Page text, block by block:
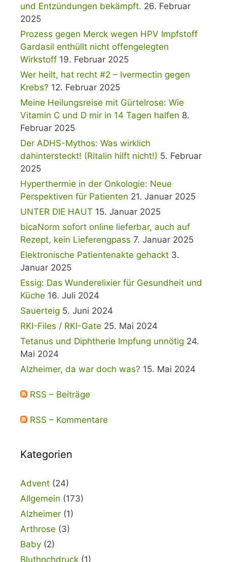
und Entzündungen bekämpft. 26. Februar
2025
Prozess gegen Merck wegen HPV Impfstoff
Gardasil enthüllt nicht offengelegten
Wirkstoff 19. Februar 2025
Wer heilt, hat recht #2 – Ivermectin gegen
Krebs? 12. Februar 2025
Meine Heilungsreise mit Gürtelrose: Wie
Vitamin C und D mir in 14 Tagen halfen 8.
Februar 2025
Der ADHS-Mythos: Was wirklich
dahintersteckt! (Ritalin hilft nicht!) 5. Februar
2025
Hyperthermie in der Onkologie: Neue
Perspektiven für Patienten 21. Januar 2025
UNTER DIE HAUT 15. Januar 2025
bicaNorm sofort online lieferbar, auch auf
Rezept, kein Lieferengpass 7. Januar 2025
Elektronische Patientenakte gehackt 3.
Januar 2025
Essig: Das Wunderelixier für Gesundheit und
Küche 16. Juli 2024
Sauerteig 5. Juni 2024
RKI-Files / RKI-Gate 25. Mai 2024
Tetanus und Diphtherie Impfung unnötig 24.
Mai 2024
Alzheimer, da war doch was? 15. Mai 2024
RSS – Beiträge
RSS – Kommentare
Kategorien
Advent (24)
Allgemein (173)
Alzheimer (1)
Arthrose (3)
Baby (2)
Bluthochdruck (1)